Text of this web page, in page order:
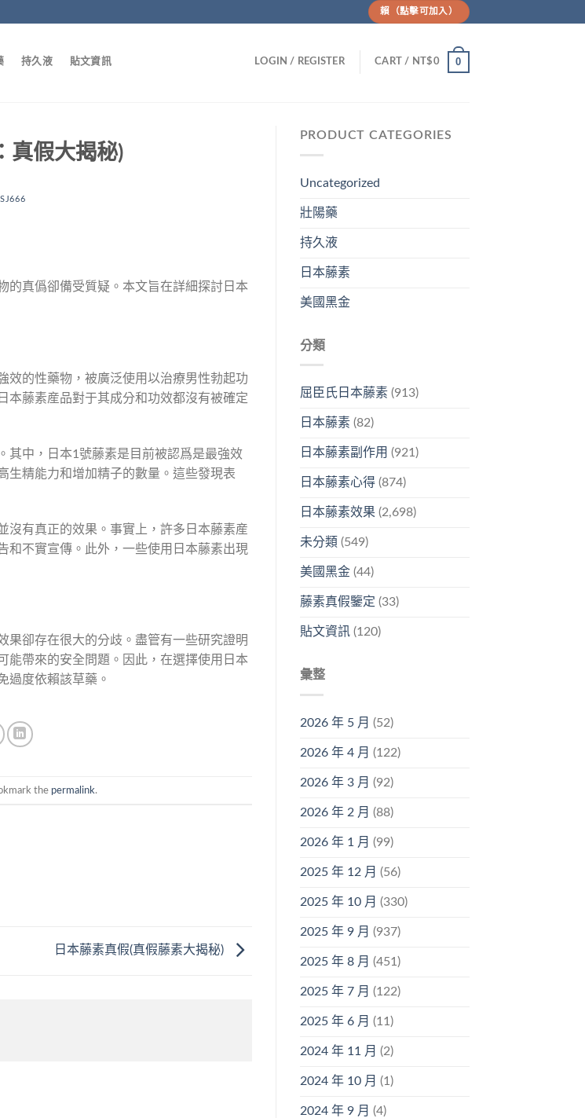
賴（點擊可加入）
持久液 貼文資訊 LOGIN / REGISTER CART / NT$0 0
真假大揭秘)
LSJ666
的真僞卻備受質疑。本文旨在詳細探討日本
效的性藥物，被廣泛使用以治療男性勃起功
本藤素産品對于其成分和功效都沒有被確定
其中，日本1號藤素是目前被認爲是最強效
生精能力和增加精子的數量。這些發現表
沒有真正的效果。事實上，許多日本藤素産
和不實宣傳。此外，一些使用日本藤素出現
果卻存在很大的分歧。盡管有一些研究證明
能帶來的安全問題。因此，在選擇使用日本
過度依賴該草藥。
the permalink.
日本藤素真假(真假藤素大揭秘)
PRODUCT CATEGORIES
Uncategorized
壯陽藥
持久液
日本藤素
美國黑金
分類
屈臣氏日本藤素(913)
日本藤素(82)
日本藤素副作用 (921)
日本藤素心得(874)
日本藤素效果 (2,698)
未分類 (549)
美國黑金(44)
藤素真假鑒定 (33)
貼文資訊(120)
彙整
2026 年 5 月 (52)
2026 年 4 月 (122)
2026 年 3 月 (92)
2026 年 2 月 (88)
2026 年 1 月 (99)
2025 年 12 月 (56)
2025 年 10 月 (330)
2025 年 9 月 (937)
2025 年 8 月 (451)
2025 年 7 月 (122)
2025 年 6 月 (11)
2024 年 11 月 (2)
2024 年 10 月 (1)
2024 年 9 月 (4)